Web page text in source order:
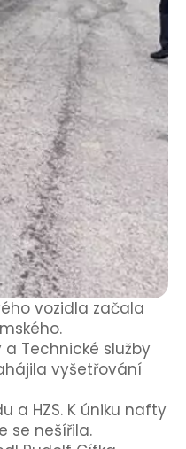
vozidla začala
Technické služby
vyšetřování
a HZS. K úniku nafty
se nešířila.